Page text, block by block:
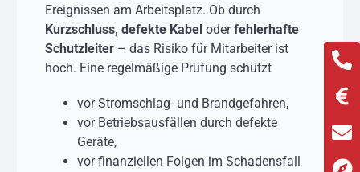
Ereignissen am Arbeitsplatz. Ob durch
Kurzschluss, defekte Kabel oderfehlerhafte
Schutzleiter– das Risiko für Mitarbeiter ist
hoch. Eine regelmäßige Prüfung schützt
vor Stromschlag- und Brandgefahren,
vor Betriebsausfällen durch defekte
Geräte,
vor finanziellen Folgen im Schadensfall